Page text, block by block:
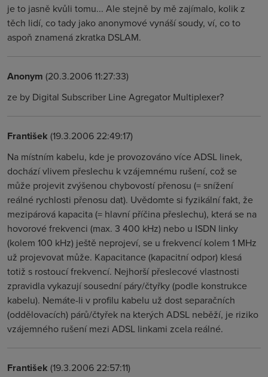
je to jasně kvůli tomu... Ale stejně by mě zajímalo, kolik z
těch lidí, co tady jako anonymové vynáší soudy, ví, co to
aspoň znamená zkratka DSLAM.
Anonym (20.3.2006 11:27:33)
ze by Digital Subscriber Line Agregator Multiplexer?
František (19.3.2006 22:49:17)
Na místním kabelu, kde je provozováno více ADSL linek,
dochází vlivem přeslechu k vzájemnému rušení, což se
může projevit zvýšenou chybovostí přenosu (= snížení
reálné rychlosti přenosu dat). Uvědomte si fyzikální fakt, že
mezipárová kapacita (= hlavní příčina přeslechu), která se na
hovorové frekvenci (max. 3 400 kHz) nebo u ISDN linky
(kolem 100 kHz) ještě neprojeví, se u frekvencí kolem 1 MHz
už projevovat může. Kapacitance (kapacitní odpor) klesá
totiž s rostoucí frekvencí. Nejhorší přeslecové vlastnosti
zpravidla vykazují sousední páry/čtyřky (podle konstrukce
kabelu). Nemáte-li v profilu kabelu už dost separačních
(oddělovacích) párů/čtyřek na kterých ADSL neběží, je riziko
vzájemného rušení mezi ADSL linkami zcela reálné.
František (19.3.2006 22:57:11)